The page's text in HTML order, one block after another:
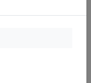
NEGLI
insegnanti
iniziale